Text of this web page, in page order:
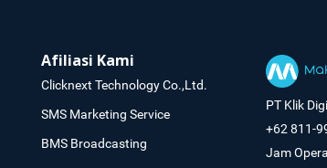
Afiliasi Kami
Clicknext Technology Co.,Ltd.
SMS Marketing Service
BMS Broadcasting
PT Klik
+62 811-
Jam